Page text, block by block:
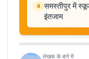
4 समस्तीपुर में
इंतजाम
लेखक के बारे में